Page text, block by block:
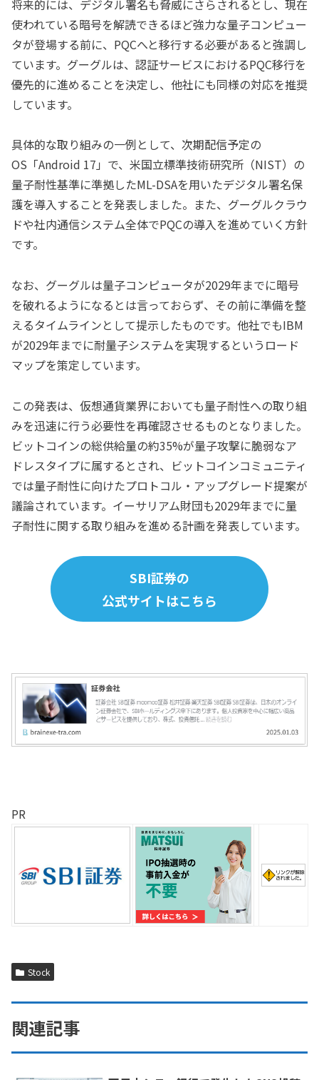
将来的には、デジタル署名も脅威にさらされるとし、現在
使われている暗号を解読できるほど強力な量子コンピュー
タが登場する前に、PQCへと移行する必要があると強調し
ています。グーグルは、認証サービスにおけるPQC移行を
優先的に進めることを決定し、他社にも同様の対応を推奨
しています。
具体的な取り組みの一例として、次期配信予定の
OS「Android 17」で、米国立標準技術研究所（NIST）の
量子耐性基準に準拠したML-DSAを用いたデジタル署名保
護を導入することを発表しました。また、グーグルクラウ
ドや社内通信システム全体でPQCの導入を進めていく方針
です。
なお、グーグルは量子コンピュータが2029年までに暗号
を破れるようになるとは言っておらず、その前に準備を整
えるタイムラインとして提示したものです。他社でもIBM
が2029年までに耐量子システムを実現するというロード
マップを策定しています。
この発表は、仮想通貨業界においても量子耐性への取り組
みを迅速に行う必要性を再確認させるものとなりました。
ビットコインの総供給量の約35%が量子攻撃に脆弱なア
ドレスタイプに属するとされ、ビットコインコミュニティ
では量子耐性に向けたプロトコル・アップグレード提案が
議論されています。イーサリアム財団も2029年までに量
子耐性に関する取り組みを進める計画を発表しています。
SBI証券の
公式サイトはこちら
PR
Stock
関連記事